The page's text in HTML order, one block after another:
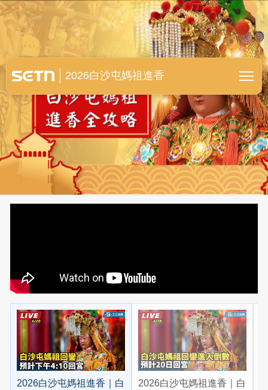
白沙屯媽祖進香全紀錄
2026白沙屯媽祖進香
2026白沙屯媽祖進香｜白
2026白沙屯媽祖進香｜白